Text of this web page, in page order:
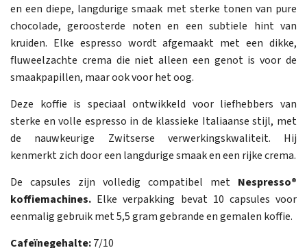
en een diepe, langdurige smaak met sterke tonen van pure
chocolade, geroosterde noten en een subtiele hint van
kruiden. Elke espresso wordt afgemaakt met een dikke,
fluweelzachte crema die niet alleen een genot is voor de
smaakpapillen, maar ook voor het oog.
Deze koffie is speciaal ontwikkeld voor liefhebbers van
sterke en volle espresso in de klassieke Italiaanse stijl, met
de nauwkeurige Zwitserse verwerkingskwaliteit. Hij
kenmerkt zich door een langdurige smaak en een rijke crema.
De capsules zijn volledig compatibel met Nespresso®
koffiemachines. Elke verpakking bevat 10 capsules voor
eenmalig gebruik met 5,5 gram gebrande en gemalen koffie.
Cafeïnegehalte:7/10